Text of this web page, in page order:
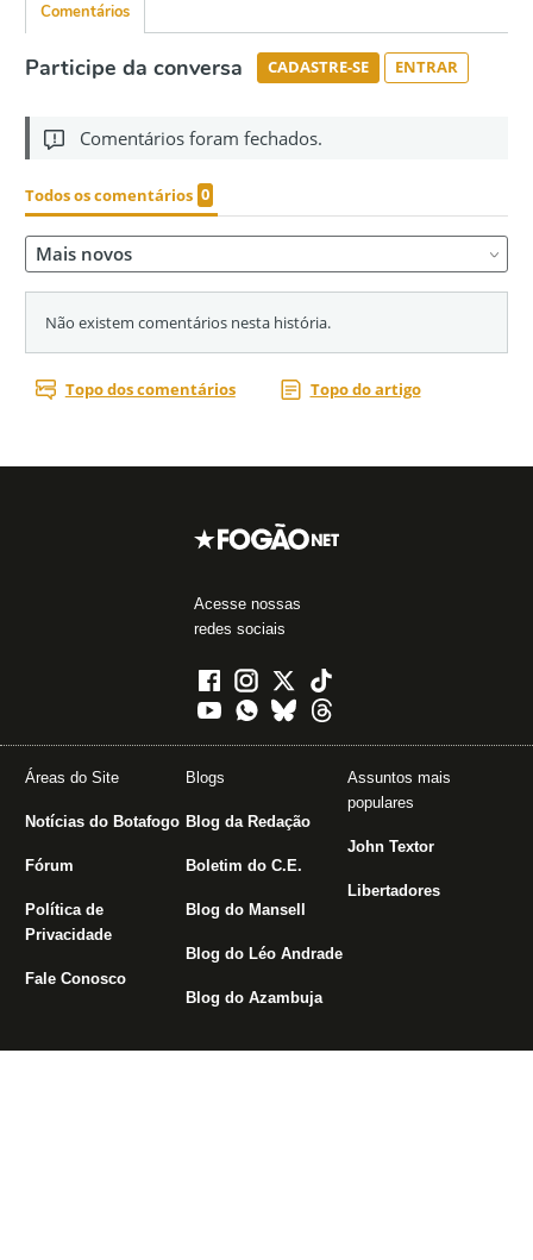
Acesse nossas
redes sociais
Áreas do Site
Notícias do Botafogo
Fórum
Política de
Privacidade
Fale Conosco
Blogs
Blog da Redação
Boletim do C.E.
Blog do Mansell
Blog do Léo Andrade
Blog do Azambuja
Assuntos mais
populares
John Textor
Libertadores